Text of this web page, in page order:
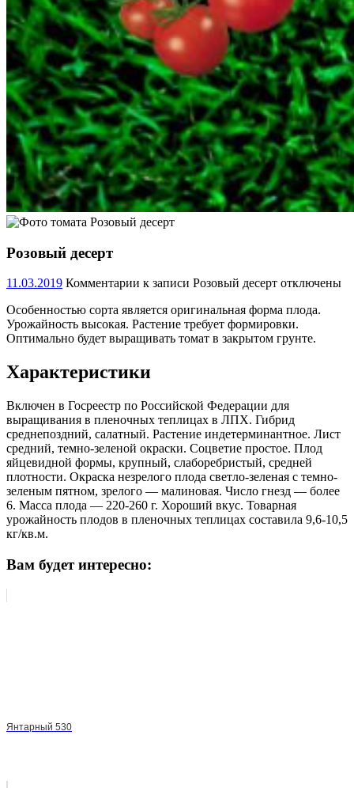
Розовый десерт
11.03.2019 Комментарии к записи Розовый десерт отключены
Особенностью сорта является оригинальная форма плода.
Урожайность высокая. Растение требует формировки.
Оптимально будет выращивать томат в закрытом грунте.
Характеристики
Включен в Госреестр по Российской Федерации для
выращивания в пленочных теплицах в ЛПХ. Гибрид
среднепоздний, салатный. Растение индетерминантное. Лист
средний, темно-зеленой окраски. Соцветие простое. Плод
яйцевидной формы, крупный, слаборебристый, средней
плотности. Окраска незрелого плода светло-зеленая с темно-
зеленым пятном, зрелого — малиновая. Число гнезд — более
6. Масса плода — 220-260 г. Хороший вкус. Товарная
урожайность плодов в пленочных теплицах составила 9,6-10,5
кг/кв.м.
Вам будет интересно:
Янтарный 530